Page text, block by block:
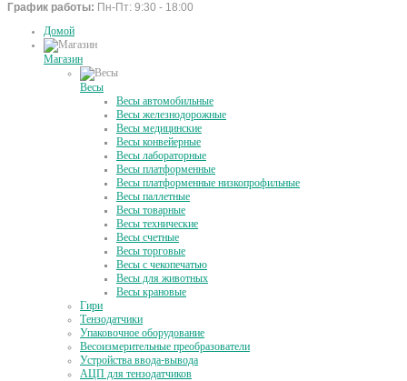
График работы: Пн-Пт: 9:30 - 18:00
Домой
Магазин
Весы
Весы автомобильные
Весы железнодорожные
Весы медицинские
Весы конвейерные
Весы лабораторные
Весы платформенные
Весы платформенные низкопрофильные
Весы паллетные
Весы товарные
Весы технические
Весы счетные
Весы торговые
Весы с чекопечатью
Весы для животных
Весы крановые
Гири
Тензодатчики
Упаковочное оборудование
Весоизмерительные преобразователи
Устройства ввода-вывода
АЦП для тензодатчиков